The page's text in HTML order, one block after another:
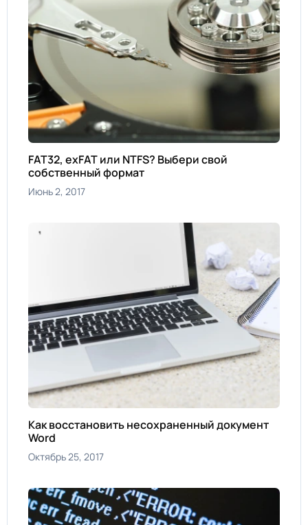
FAT32, exFAT или NTFS? Выбери свой
собственный формат
Июнь 2, 2017
Как восстановить несохраненный документ
Word
Октябрь 25, 2017